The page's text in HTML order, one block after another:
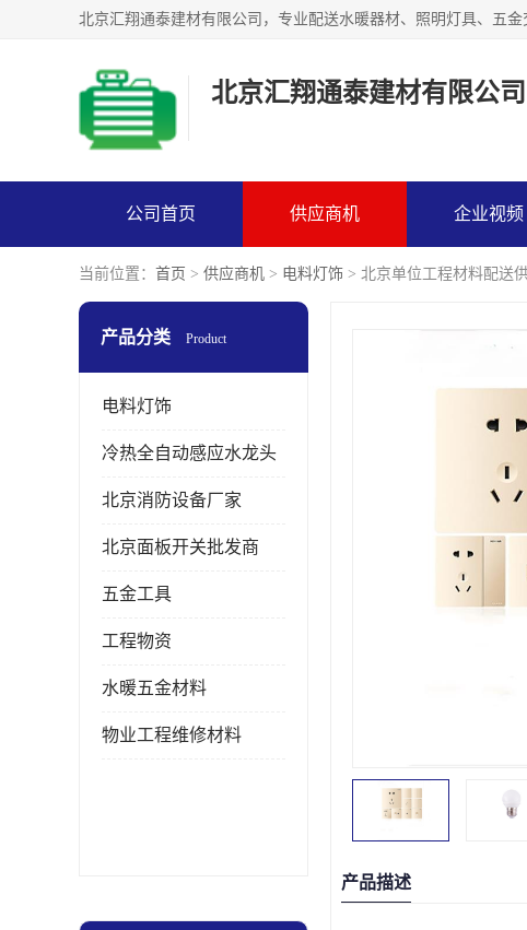
北京汇翔通泰建材有限公司
公司首页 供应商机 企业视频
当前位置： 首页 > 供应商机 > 电料灯饰 > 北京单位工程材料配送
产品分类 Product
电料灯饰
冷热全自动感应水龙头
北京消防设备厂家
北京面板开关批发商
五金工具
工程物资
水暖五金材料
物业工程维修材料
产品描述